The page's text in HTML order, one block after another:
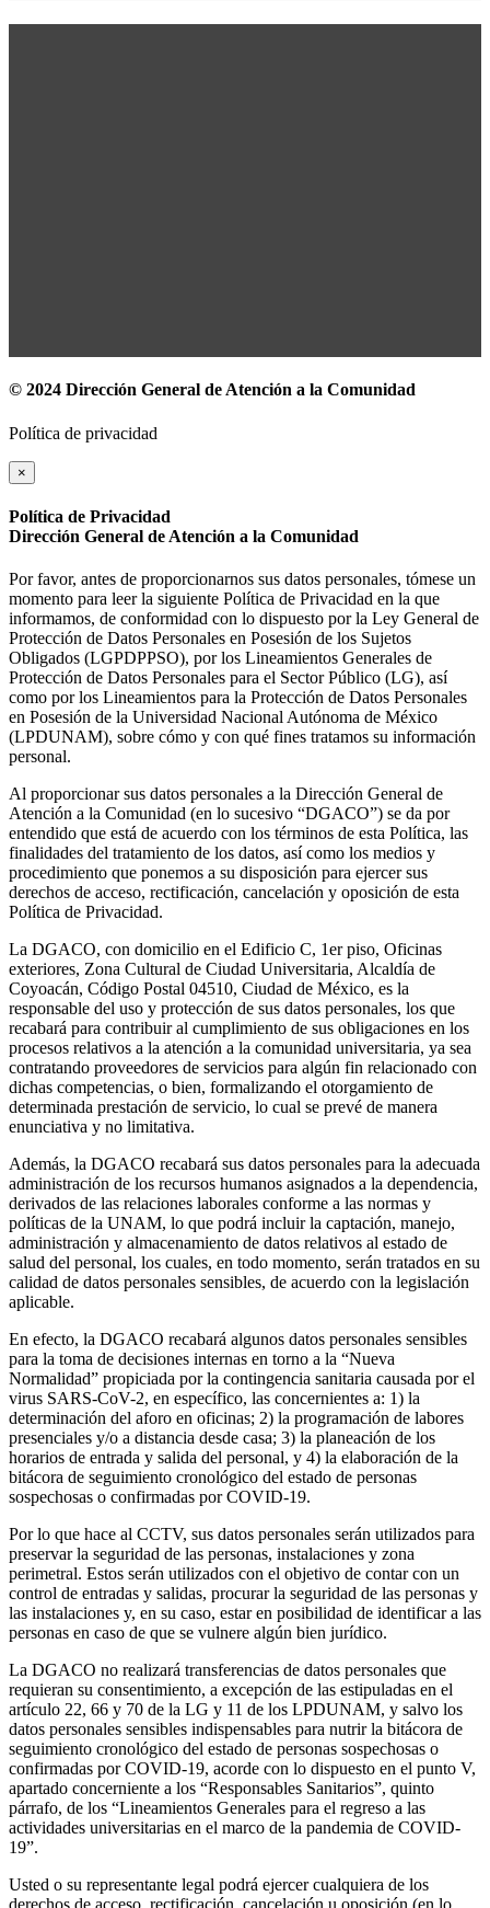
© 2024 Dirección General de Atención a la Comunidad
Política de privacidad
×
Política de Privacidad
Dirección General de Atención a la Comunidad
Por favor, antes de proporcionarnos sus datos personales, tómese un
momento para leer la siguiente Política de Privacidad en la que
informamos, de conformidad con lo dispuesto por la Ley General de
Protección de Datos Personales en Posesión de los Sujetos
Obligados (LGPDPPSO), por los Lineamientos Generales de
Protección de Datos Personales para el Sector Público (LG), así
como por los Lineamientos para la Protección de Datos Personales
en Posesión de la Universidad Nacional Autónoma de México
(LPDUNAM), sobre cómo y con qué fines tratamos su información
personal.
Al proporcionar sus datos personales a la Dirección General de
Atención a la Comunidad (en lo sucesivo “DGACO”) se da por
entendido que está de acuerdo con los términos de esta Política, las
finalidades del tratamiento de los datos, así como los medios y
procedimiento que ponemos a su disposición para ejercer sus
derechos de acceso, rectificación, cancelación y oposición de esta
Política de Privacidad.
La DGACO, con domicilio en el Edificio C, 1er piso, Oficinas
exteriores, Zona Cultural de Ciudad Universitaria, Alcaldía de
Coyoacán, Código Postal 04510, Ciudad de México, es la
responsable del uso y protección de sus datos personales, los que
recabará para contribuir al cumplimiento de sus obligaciones en los
procesos relativos a la atención a la comunidad universitaria, ya sea
contratando proveedores de servicios para algún fin relacionado con
dichas competencias, o bien, formalizando el otorgamiento de
determinada prestación de servicio, lo cual se prevé de manera
enunciativa y no limitativa.
Además, la DGACO recabará sus datos personales para la adecuada
administración de los recursos humanos asignados a la dependencia,
derivados de las relaciones laborales conforme a las normas y
políticas de la UNAM, lo que podrá incluir la captación, manejo,
administración y almacenamiento de datos relativos al estado de
salud del personal, los cuales, en todo momento, serán tratados en su
calidad de datos personales sensibles, de acuerdo con la legislación
aplicable.
En efecto, la DGACO recabará algunos datos personales sensibles
para la toma de decisiones internas en torno a la “Nueva
Normalidad” propiciada por la contingencia sanitaria causada por el
virus SARS-CoV-2, en específico, las concernientes a: 1) la
determinación del aforo en oficinas; 2) la programación de labores
presenciales y/o a distancia desde casa; 3) la planeación de los
horarios de entrada y salida del personal, y 4) la elaboración de la
bitácora de seguimiento cronológico del estado de personas
sospechosas o confirmadas por COVID-19.
Por lo que hace al CCTV, sus datos personales serán utilizados para
preservar la seguridad de las personas, instalaciones y zona
perimetral. Estos serán utilizados con el objetivo de contar con un
control de entradas y salidas, procurar la seguridad de las personas y
las instalaciones y, en su caso, estar en posibilidad de identificar a las
personas en caso de que se vulnere algún bien jurídico.
La DGACO no realizará transferencias de datos personales que
requieran su consentimiento, a excepción de las estipuladas en el
artículo 22, 66 y 70 de la LG y 11 de los LPDUNAM, y salvo los
datos personales sensibles indispensables para nutrir la bitácora de
seguimiento cronológico del estado de personas sospechosas o
confirmadas por COVID-19, acorde con lo dispuesto en el punto V,
apartado concerniente a los “Responsables Sanitarios”, quinto
párrafo, de los “Lineamientos Generales para el regreso a las
actividades universitarias en el marco de la pandemia de COVID-
19”.
Usted o su representante legal podrá ejercer cualquiera de los